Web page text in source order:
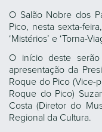
O Salão Nobre dos
Pico, nesta sexta-
‘Mistérios’ e ‘Torna-
O início deste
apresentação da
Roque do Pico (Vice-
Roque do Pico)
Costa (Diretor do
Regional da Cultura.